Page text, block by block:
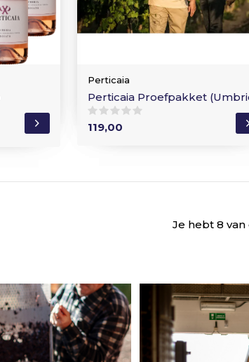
Perticaia
Perticaia Proefpakket
119,00
Je hebt 8